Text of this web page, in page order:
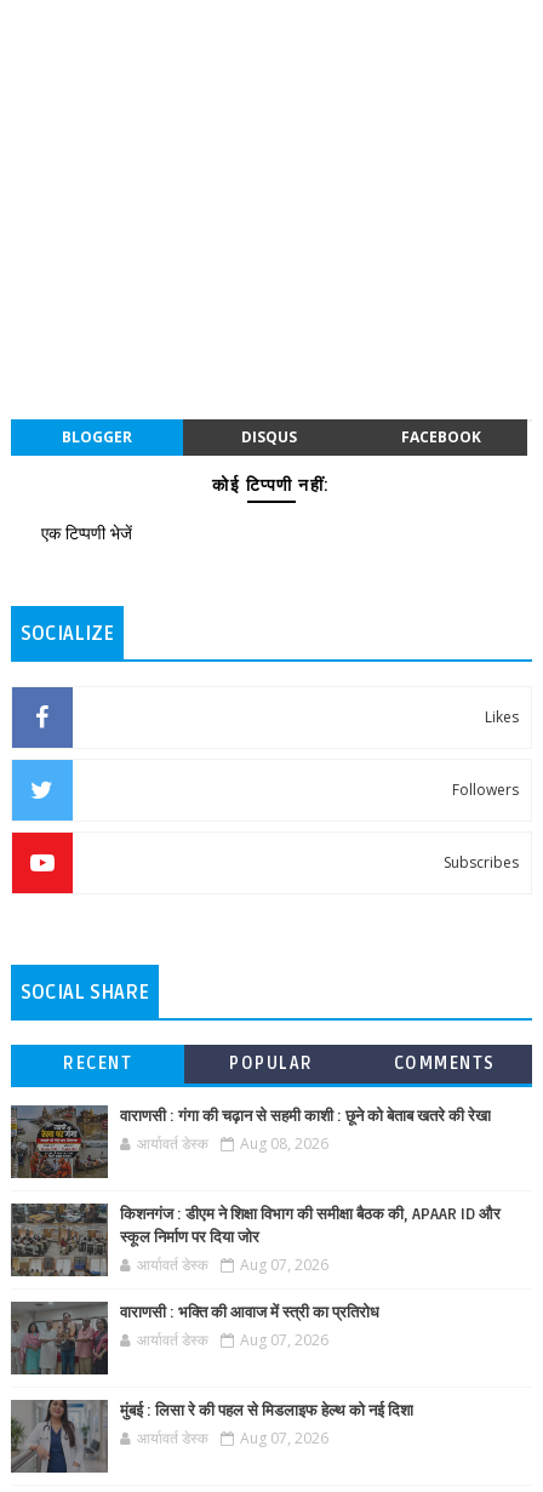
BLOGGER DISQUS FACEBOOK
कोई टिप्पणी नहीं:
एक टिप्पणी भेजें
SOCIALIZE
Likes
Followers
Subscribes
SOCIAL SHARE
RECENT POPULAR COMMENTS
वाराणसी : गंगा की चढ़ान से सहमी काशी : छूने को बेताब खतरे की रेखा
आर्यावर्त डेस्क Aug 08, 2026
किशनगंज : डीएम ने शिक्षा विभाग की समीक्षा बैठक की, APAAR ID और
स्कूल निर्माण पर दिया जोर
आर्यावर्त डेस्क Aug 07, 2026
वाराणसी : भक्ति की आवाज में स्त्री का प्रतिरोध
आर्यावर्त डेस्क Aug 07, 2026
मुंबई : लिसा रे की पहल से मिडलाइफ हेल्थ को नई दिशा
आर्यावर्त डेस्क Aug 07, 2026